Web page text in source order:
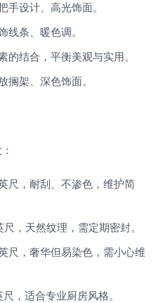
手设计、高光饰面。
线条、暖色调。
的结合，平衡美观与实用。
搁架、深色饰面。
尺，耐刮、不渗色，维护简
，天然纹理，需定期密封。
尺，奢华但易染色，需小心维
，适合专业厨房风格。